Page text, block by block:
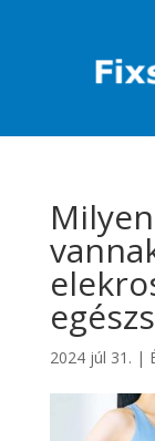
2024 júl 31. |